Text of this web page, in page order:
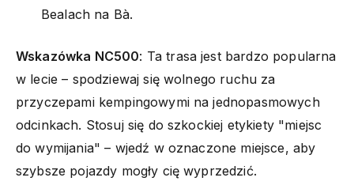
Bealach na Bà.
Wskazówka NC500: Ta trasa jest bardzo popularna
w lecie – spodziewaj się wolnego ruchu za
przyczepami kempingowymi na jednopasmowych
odcinkach. Stosuj się do szkockiej etykiety "miejsc
do wymijania" – wjedź w oznaczone miejsce, aby
szybsze pojazdy mogły cię wyprzedzić.